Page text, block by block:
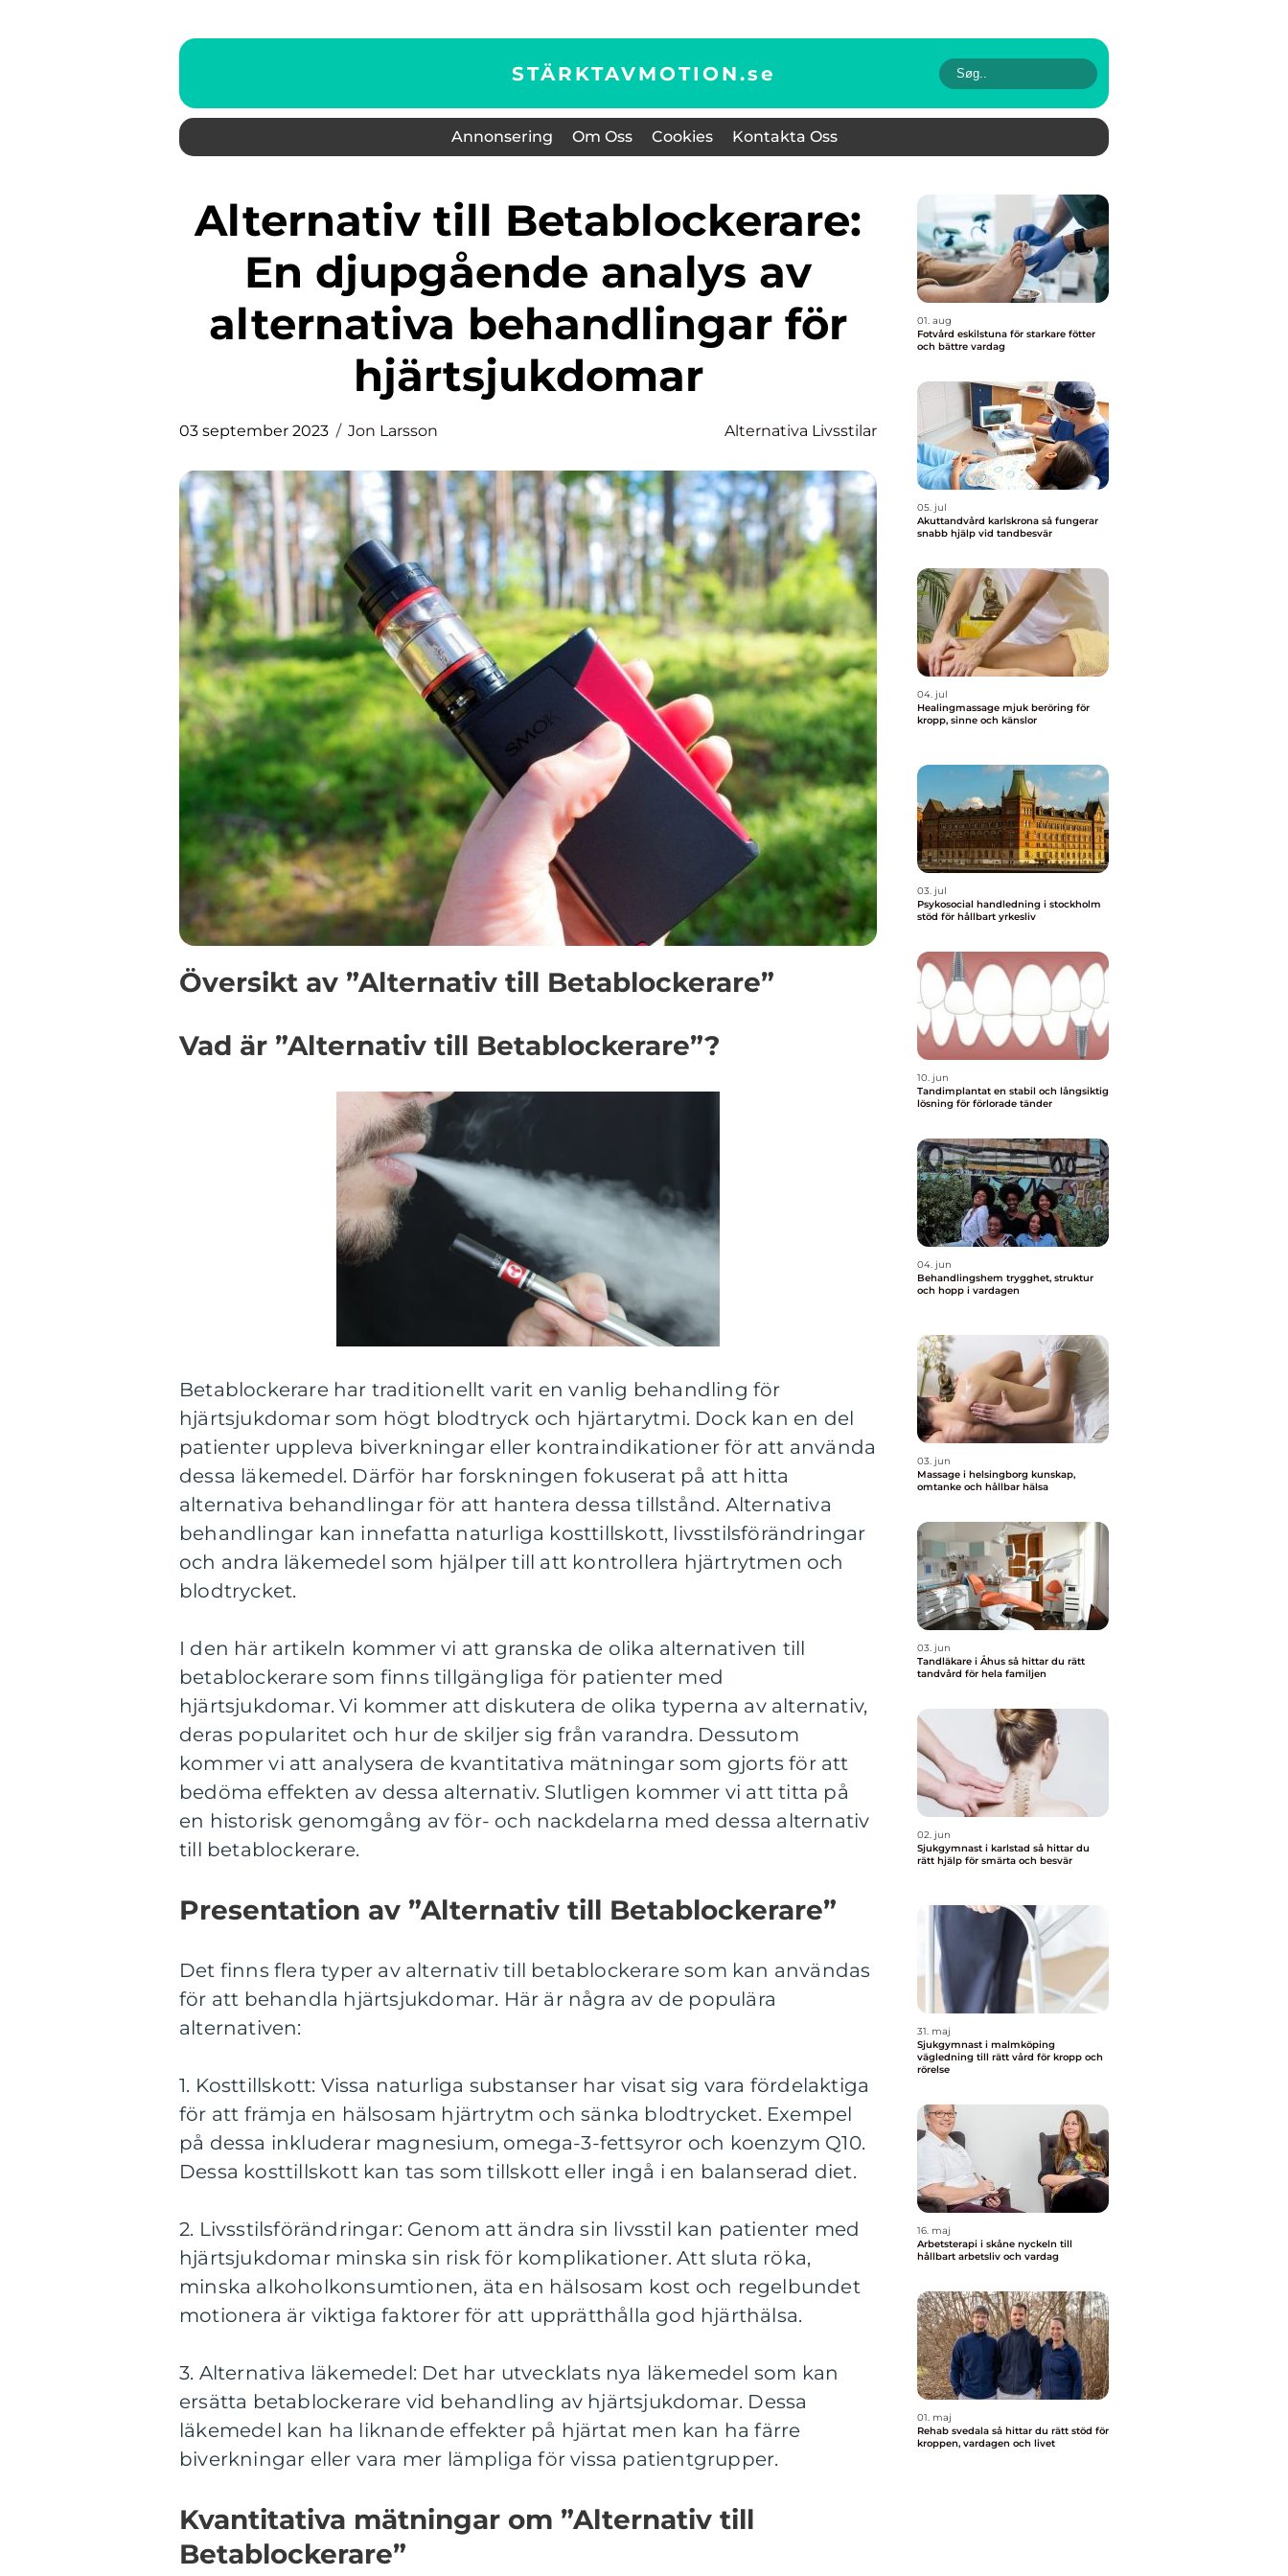
STÄRKTAVMOTION.se
Annonsering Om Oss Cookies Kontakta Oss
Alternativ till Betablockerare:
En djupgående analys av
alternativa behandlingar för
hjärtsjukdomar
03 september 2023 Jon Larsson Alternativa Livsstilar
Översikt av ”Alternativ till Betablockerare”
Vad är ”Alternativ till Betablockerare”?
Betablockerare har traditionellt varit en vanlig behandling för
hjärtsjukdomar som högt blodtryck och hjärtarytmi. Dock kan en del
patienter uppleva biverkningar eller kontraindikationer för att använda
dessa läkemedel. Därför har forskningen fokuserat på att hitta
alternativa behandlingar för att hantera dessa tillstånd. Alternativa
behandlingar kan innefatta naturliga kosttillskott, livsstilsförändringar
och andra läkemedel som hjälper till att kontrollera hjärtrytmen och
blodtrycket.
I den här artikeln kommer vi att granska de olika alternativen till
betablockerare som finns tillgängliga för patienter med
hjärtsjukdomar. Vi kommer att diskutera de olika typerna av alternativ,
deras popularitet och hur de skiljer sig från varandra. Dessutom
kommer vi att analysera de kvantitativa mätningar som gjorts för att
bedöma effekten av dessa alternativ. Slutligen kommer vi att titta på
en historisk genomgång av för- och nackdelarna med dessa alternativ
till betablockerare.
Presentation av ”Alternativ till Betablockerare”
Det finns flera typer av alternativ till betablockerare som kan användas
för att behandla hjärtsjukdomar. Här är några av de populära
alternativen:
1. Kosttillskott: Vissa naturliga substanser har visat sig vara fördelaktiga
för att främja en hälsosam hjärtrytm och sänka blodtrycket. Exempel
på dessa inkluderar magnesium, omega-3-fettsyror och koenzym Q10.
Dessa kosttillskott kan tas som tillskott eller ingå i en balanserad diet.
2. Livsstilsförändringar: Genom att ändra sin livsstil kan patienter med
hjärtsjukdomar minska sin risk för komplikationer. Att sluta röka,
minska alkoholkonsumtionen, äta en hälsosam kost och regelbundet
motionera är viktiga faktorer för att upprätthålla god hjärthälsa.
3. Alternativa läkemedel: Det har utvecklats nya läkemedel som kan
ersätta betablockerare vid behandling av hjärtsjukdomar. Dessa
läkemedel kan ha liknande effekter på hjärtat men kan ha färre
biverkningar eller vara mer lämpliga för vissa patientgrupper.
Kvantitativa mätningar om ”Alternativ till
Betablockerare”
01. aug
Fotvård eskilstuna för starkare fötter
och bättre vardag
05. jul
Akuttandvård karlskrona så fungerar
snabb hjälp vid tandbesvär
04. jul
Healingmassage mjuk beröring för
kropp, sinne och känslor
03. jul
Psykosocial handledning i stockholm
stöd för hållbart yrkesliv
10. jun
Tandimplantat en stabil och långsiktig
lösning för förlorade tänder
04. jun
Behandlingshem trygghet, struktur
och hopp i vardagen
03. jun
Massage i helsingborg kunskap,
omtanke och hållbar hälsa
03. jun
Tandläkare i Åhus så hittar du rätt
tandvård för hela familjen
02. jun
Sjukgymnast i karlstad så hittar du
rätt hjälp för smärta och besvär
31. maj
Sjukgymnast i malmköping
vägledning till rätt vård för kropp och
rörelse
16. maj
Arbetsterapi i skåne nyckeln till
hållbart arbetsliv och vardag
01. maj
Rehab svedala så hittar du rätt stöd för
kroppen, vardagen och livet